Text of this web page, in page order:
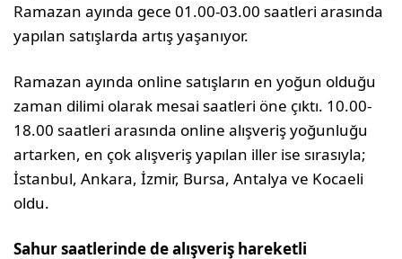
Ramazan ayında gece 01.00-03.00 saatleri arasında
yapılan satışlarda artış yaşanıyor.
Ramazan ayında online satışların en yoğun olduğu
zaman dilimi olarak mesai saatleri öne çıktı. 10.00-
18.00 saatleri arasında online alışveriş yoğunluğu
artarken, en çok alışveriş yapılan iller ise sırasıyla;
İstanbul, Ankara, İzmir, Bursa, Antalya ve Kocaeli
oldu.
Sahur saatlerinde de alışveriş hareketli